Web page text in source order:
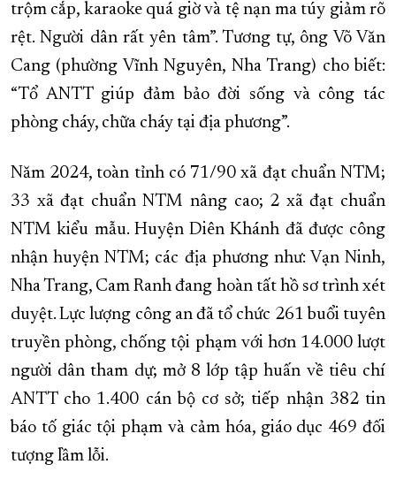
trộm cắp, karaoke quá giờ và tệ nạn ma túy giảm rõ
rệt. Người dân rất yên tâm”. Tương tự, ông Võ Văn
Cang (phường Vĩnh Nguyên, Nha Trang) cho biết:
“Tổ ANTT giúp đảm bảo đời sống và công tác
phòng cháy, chữa cháy tại địa phương”.
Năm 2024, toàn tỉnh có 71/90 xã đạt chuẩn NTM;
33 xã đạt chuẩn NTM nâng cao; 2 xã đạt chuẩn
NTM kiểu mẫu. Huyện Diên Khánh đã được công
nhận huyện NTM; các địa phương như: Vạn Ninh,
Nha Trang, Cam Ranh đang hoàn tất hồ sơ trình xét
duyệt. Lực lượng công an đã tổ chức 261 buổi tuyên
truyền phòng, chống tội phạm với hơn 14.000 lượt
người dân tham dự; mở 8 lớp tập huấn về tiêu chí
ANTT cho 1.400 cán bộ cơ sở; tiếp nhận 382 tin
báo tố giác tội phạm và cảm hóa, giáo dục 469 đối
tượng lầm lỗi.